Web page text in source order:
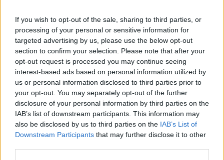
If you wish to opt-out of the sale, sharing to third parties, or
processing of your personal or sensitive information for
targeted advertising by us, please use the below opt-out
section to confirm your selection. Please note that after your
opt-out request is processed you may continue seeing
interest-based ads based on personal information utilized by
us or personal information disclosed to third parties prior to
your opt-out. You may separately opt-out of the further
disclosure of your personal information by third parties on the
IAB’s list of downstream participants. This information may
also be disclosed by us to third parties on the IAB’s List of
Downstream Participants that may further disclose it to other
B
A L A
S
C
A S
H
E
L M
A
E
L O S
O pão também conhecido como ázimo:
A
S M
O
A chips que produz o Cheetos :
E
L M
A